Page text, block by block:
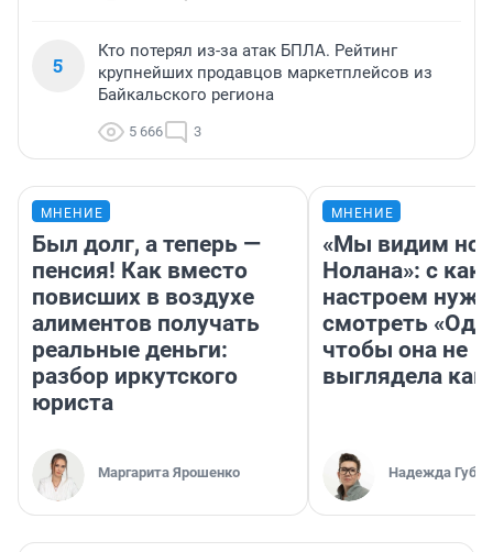
5
Кто потерял из-за атак БПЛА. Рейтинг
крупнейших продавцов маркетплейсов из
Байкальского региона
5 666 3
МНЕНИЕ
Был долг, а теперь —
пенсия! Как вместо
повисших в воздухе
алиментов получать
реальные деньги:
разбор иркутского
юриста
Маргарита Ярошенко
МНЕНИЕ
«Мы видим
Нолана»: с
настроем
смотреть
чтобы она не
выглядела как
Надежда